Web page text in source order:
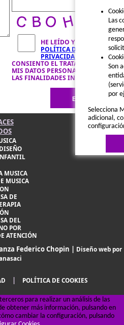
HE LEÍDO Y ACEPTO LA
POLÍTICA DE
PRIVACIDAD
CONSIENTO EL TRATAMIENTO DE
MIS DATOS PERSONALES PARA
LAS FINALIDADES INDICADAS.
MUSICA
MUSICA
DE
DEL
POR
ATENCIÓN
Federico Chopin | Diseño web por
| POLÍTICA DE COOKIES
Las
Son
por
Selecciona
adicional,
para realizar un análisis de las
obtener más información, pulsando en
cambiar la configuración, pulsando